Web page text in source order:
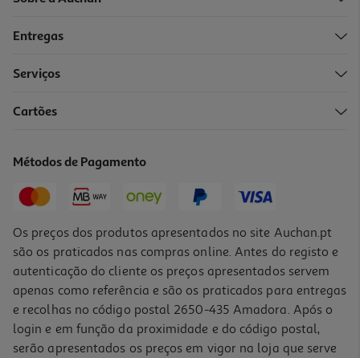
Entregas
Serviços
Cartões
Métodos de Pagamento
Os preços dos produtos apresentados no site Auchan.pt
são os praticados nas compras online. Antes do registo e
autenticação do cliente os preços apresentados servem
apenas como referência e são os praticados para entregas
e recolhas no código postal 2650-435 Amadora. Após o
login e em função da proximidade e do código postal,
serão apresentados os preços em vigor na loja que serve